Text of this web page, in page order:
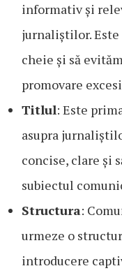
informativ și
jurnaliștilor.
cheie și să
promovare
Titlul: Este
asupra
concise, clare și
subiectul
Structura:
urmeze o
introducere